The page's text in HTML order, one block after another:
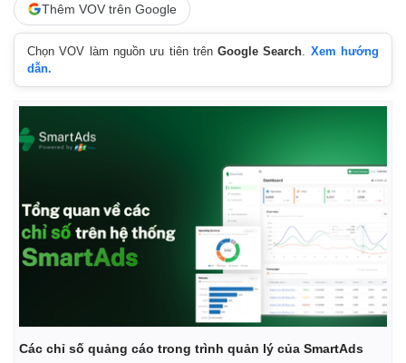
Thêm VOV trên Google
Chọn VOV làm nguồn ưu tiên trênGoogle Search
Xem hướng
dẫn.
Các chỉ số quảng cáo trong trình quản lý của SmartAds